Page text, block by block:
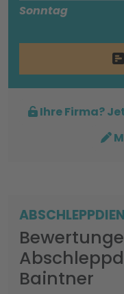
Sonntag
Ihre Firma?
Baintner